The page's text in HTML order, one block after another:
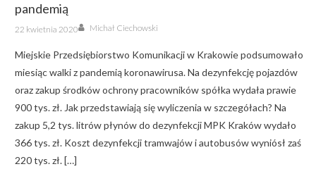
pandemią
Posted
on
22 kwietnia 2020 Author
Michał Ciechowski
Miejskie Przedsiębiorstwo Komunikacji w Krakowie podsumowało
miesiąc walki z pandemią koronawirusa. Na dezynfekcję pojazdów
oraz zakup środków ochrony pracowników spółka wydała prawie
900 tys. zł. Jak przedstawiają się wyliczenia w szczegółach? Na
zakup 5,2 tys. litrów płynów do dezynfekcji MPK Kraków wydało
366 tys. zł. Koszt dezynfekcji tramwajów i autobusów wyniósł zaś
220 tys. zł. […]